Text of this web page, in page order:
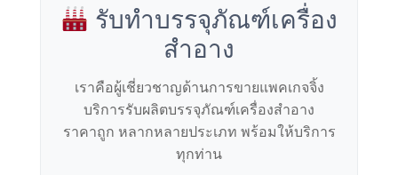
รับทำบรรจุภัณฑ์เครื่อง
สำอาง
เราคือผู้เชี่ยวชาญด้านการขายแพคเกจจิ้ง
บริการรับผลิตบรรจุภัณฑ์เครื่องสำอาง
ราคาถูก หลากหลายประเภท พร้อมให้บริการ
ทุกท่าน